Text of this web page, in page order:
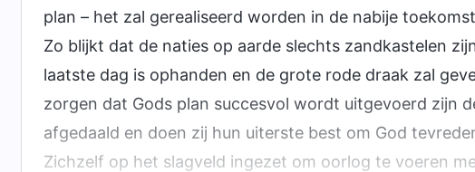
plan – het zal gerealiseerd worden in de nabije
Zo blijkt dat de naties op aarde slechts zandkastelen
laatste dag is ophanden en de grote rode draak zal
zorgen dat Gods plan succesvol wordt uitgevoerd zijn
afgedaald en doen zij hun uiterste best om God
Zichzelf op het slagveld ingezet om oorlog te voeren